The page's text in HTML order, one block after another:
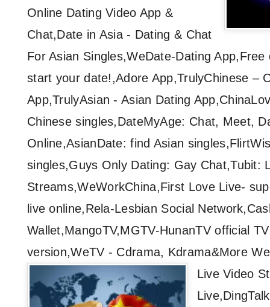
Online Dating Video App &
Chat,Date in Asia - Dating & Chat
For Asian Singles,WeDate-Dating
start your date!,Adore App,TrulyChinese –
App,TrulyAsian - Asian Dating
Chinese singles,DateMyAge: Chat, Meet,
Online,AsianDate: find Asian
singles,Guys Only Dating: Gay Chat,Tubit:
Streams,WeWorkChina,First Love Live-
live online,Rela-Lesbian Social
Wallet,MangoTV,MGTV-HunanTV official
version,WeTV - Cdrama, Kdrama&More
Live Video